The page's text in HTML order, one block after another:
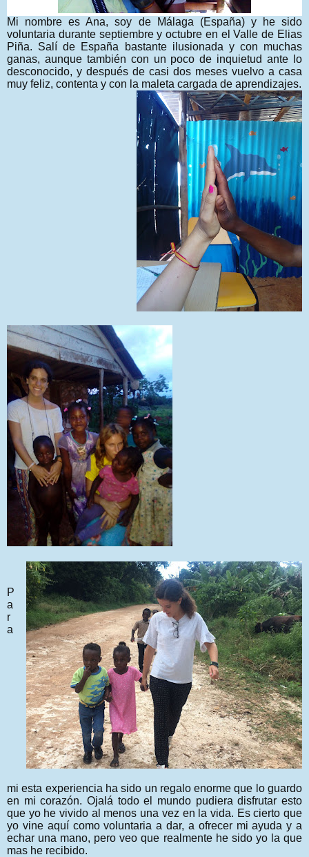
Mi nombre es Ana, soy de Málaga (España) y he sido
voluntaria durante septiembre y octubre en el Valle de Elias
Piña. Salí de España bastante ilusionada y con muchas
ganas, aunque también con un poco de inquietud ante lo
desconocido, y después de casi dos meses vuelvo a casa
muy feliz, contenta y con la maleta cargada de aprendizajes.
P
a
r
a
mi esta experiencia ha sido un regalo enorme que lo guardo
en mi corazón. Ojalá todo el mundo pudiera disfrutar esto
que yo he vivido al menos una vez en la vida. Es cierto que
yo vine aquí como voluntaria a dar, a ofrecer mi ayuda y a
echar una mano, pero veo que realmente he sido yo la que
mas he recibido.